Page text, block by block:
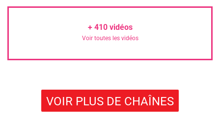
+ 410vidéos
Voir toutes les vidéos
VOIR PLUS DE CHAÎNES